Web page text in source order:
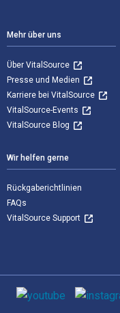
Mehr über uns
Über VitalSource
Presse und Medien
Karriere bei VitalSource
VitalSource-Events
VitalSource Blog
Wir helfen gerne
Rückgaberichtlinien
FAQs
VitalSource Support
Sozialen Medien